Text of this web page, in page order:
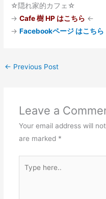
☆隠れ家的カフェ☆
→Cafe 樹 HP はこちら ←
→Facebookページ はこちら
← Previous Post
Leave a
Your email address will
are marked *
here..